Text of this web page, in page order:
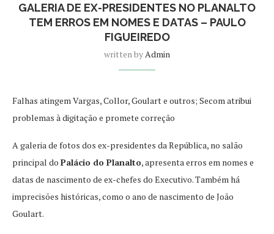
GALERIA DE EX-PRESIDENTES NO PLANALTO
TEM ERROS EM NOMES E DATAS – PAULO
FIGUEIREDO
written by Admin
Falhas atingem Vargas, Collor, Goulart e outros; Secom atribui
problemas à digitação e promete correção
A galeria de fotos dos ex-presidentes da República, no salão
principal do Palácio do Planalto, apresenta erros em nomes e
datas de nascimento de ex-chefes do Executivo. Também há
imprecisões históricas, como o ano de nascimento de João
Goulart.